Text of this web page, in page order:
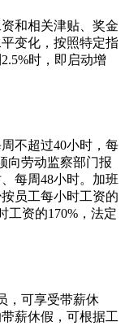
和相关津贴、奖金
变化，按照特定指
时，即启动增
不超过40小时，每
向劳动监察部门报
每周48小时。加班
员工每小时工资的
工资的170%，法定
，可享受带薪休
薪休假，可根据工